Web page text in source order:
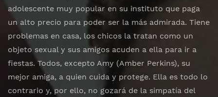
adolescente muy popular en su instituto que paga
un alto precio para poder ser la más admirada. Tiene
problemas en casa, los chicos la tratan como un
objeto sexual y sus amigos acuden a ella para ir a
fiestas. Todos, excepto Amy (Amber Perkins), su
mejor amiga, a quien cuida y protege. Ella es todo lo
contrario y, por ello, no gozará de la simpatía del